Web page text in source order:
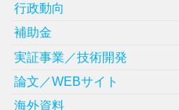
行政動向
補助金
実証事業／技術開発
論文／WEBサイト
海外資料